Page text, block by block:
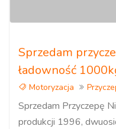
Sprzedam
ładowność
Motoryzacja
Sprzedam Przyczepę
produkcji 1996,